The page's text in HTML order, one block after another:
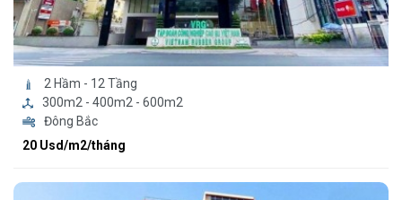
2 Hầm - 12 Tầng
300m2 - 400m2 - 600m2
Đông Bắc
20 Usd/m2/tháng